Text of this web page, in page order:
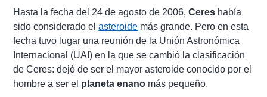
Hasta la fecha del 24 de agosto de 2006,Ceres había
sido considerado elasteroide más grande. Pero en esta
fecha tuvo lugar una reunión de la Unión Astronómica
Internacional (UAI) en la que se cambió la clasificación
de Ceres: dejó de ser el mayor asteroide conocido por el
hombre a ser el planeta enano más pequeño.